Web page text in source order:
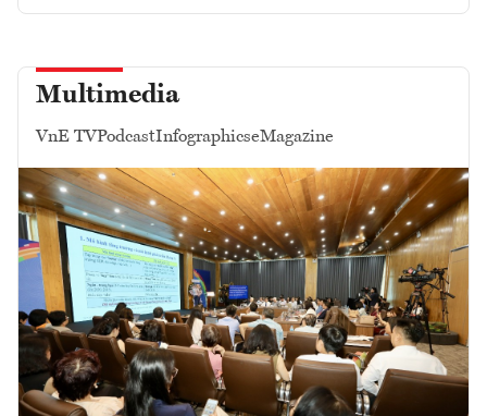
Multimedia
VnE TVPodcastInfographicseMagazine